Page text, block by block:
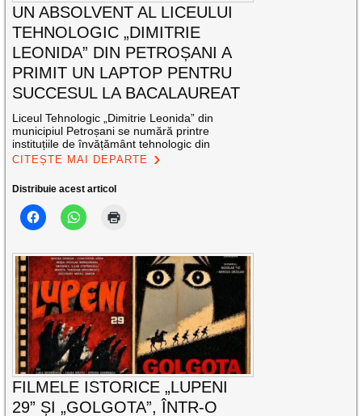
UN ABSOLVENT AL LICEULUI
TEHNOLOGIC „DIMITRIE
LEONIDA” DIN PETROȘANI A
PRIMIT UN LAPTOP PENTRU
SUCCESUL LA BACALAUREAT
Liceul Tehnologic „Dimitrie Leonida” din
municipiul Petroșani se numără printre
instituțiile de învățământ tehnologic din
CITEȘTE MAI DEPARTE
Distribuie acest articol
FILMELE ISTORICE „LUPENI
29” ȘI „GOLGOTA”, ÎNTR-O